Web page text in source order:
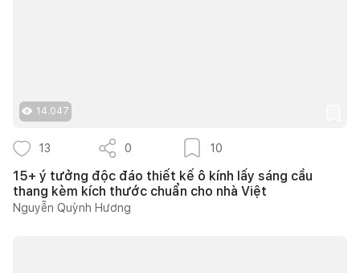
14.047
13 0 10
15+ ý tưởng độc đáo thiết kế ô kính lấy sáng cầu
thang kèm kích thước chuẩn cho nhà Việt
Nguyễn Quỳnh Hương